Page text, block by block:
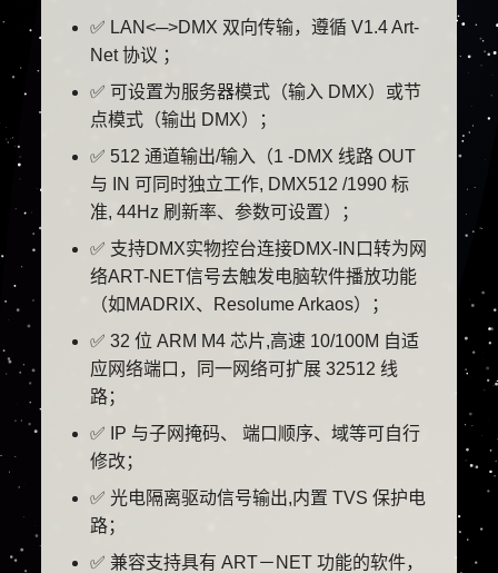
✅ LAN<─>DMX 双向传输，遵循 V1.4 Art-
Net 协议 ；
✅ 可设置为服务器模式（输入 DMX）或节
点模式（输出 DMX）；
✅ 512 通道输出/输入（1 -DMX 线路 OUT
与 IN 可同时独立工作, DMX512 /1990 标
准, 44Hz 刷新率、参数可设置）；
✅ 支持DMX实物控台连接DMX-IN口转为网
络ART-NET信号去触发电脑软件播放功能
（如MADRIX、Resolume Arkaos）；
✅ 32 位 ARM M4 芯片,高速 10/100M 自适
应网络端口，同一网络可扩展 32512 线
路；
✅ IP 与子网掩码、 端口顺序、域等可自行
修改；
✅ 光电隔离驱动信号输出,内置 TVS 保护电
路；
✅ 兼容支持具有 ART－NET 功能的软件，